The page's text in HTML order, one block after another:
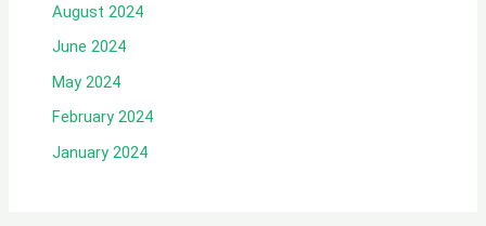
August 2024
June 2024
May 2024
February 2024
January 2024